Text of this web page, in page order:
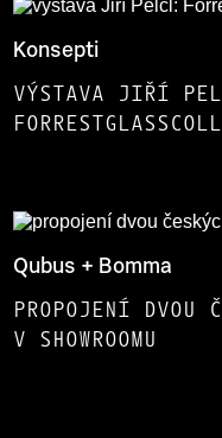
Konsepti
VÝSTAVA JIŘÍ
Qubus + Bomma
PROPOJENÍ DVOU
V SHOWROOMU